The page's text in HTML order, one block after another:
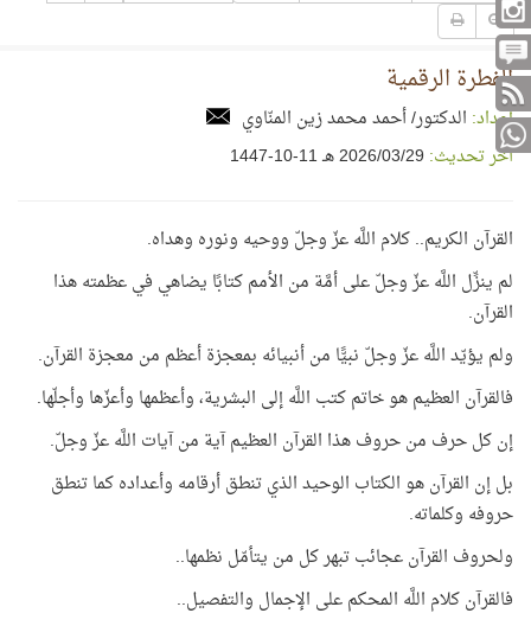
الفطرة الرقمية
إعداد: الدكتور/ أحمد محمد زين المنّاوي
آخر تحديث: 29‏/03‏/2026 هـ 11-10-1447
القرآن الكريم.. كلام اللَّه عزّ وجلّ ووحيه ونوره وهداه.
لم ينزِّل اللَّه عزّ وجلّ على أمَّة من الأمم كتابًا يضاهي في عظمته هذا
القرآن.
ولم يؤيّد اللَّه عزّ وجلّ نبيًّا من أنبيائه بمعجزة أعظم من معجزة القرآن.
فالقرآن العظيم هو خاتم كتب اللَّه إلى البشرية، وأعظمها وأعزّها وأجلّها.
إن كل حرف من حروف هذا القرآن العظيم آية من آيات اللَّه عزّ وجلّ.
بل إن القرآن هو الكتاب الوحيد الذي تنطق أرقامه وأعداده كما تنطق
حروفه وكلماته.
ولحروف القرآن عجائب تبهر كل من يتأمّل نظمها..
فالقرآن كلام اللَّه المحكم على الإجمال والتفصيل..